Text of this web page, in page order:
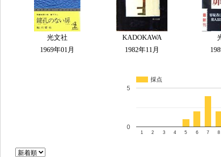
光文社
1969年01月
KADOKAWA
1982年11月
採点
1 2 3 4 5 6 7 8
0
5